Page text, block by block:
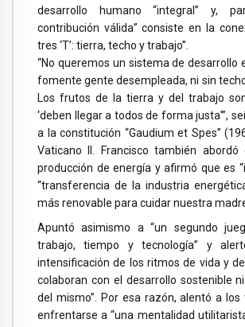
desarrollo humano “integral” y,
contribución válida” consiste en la
tres ‘T’: tierra, techo y trabajo”.
“No queremos un sistema de desarrollo
fomente gente desempleada, ni sin
Los frutos de la tierra y del trabajo
‘deben llegar a todos de forma justa'”,
a la constitución “Gaudium et Spes”
Vaticano II. Francisco también
producción de energía y afirmó que es
“transferencia de la industria
más renovable para cuidar nuestra
Apuntó asimismo a “un segundo
trabajo, tiempo y tecnología” y
intensificación de los ritmos de vida y
colaboran con el desarrollo sostenible
del mismo”. Por esa razón, alentó a los
enfrentarse a “una mentalidad